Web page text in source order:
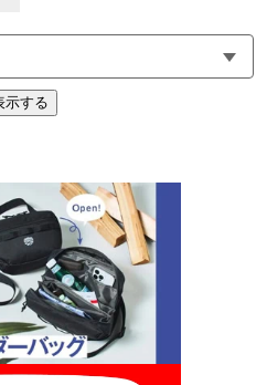
示する